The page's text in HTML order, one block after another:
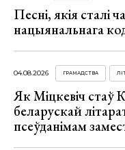
Песні, якія сталі
нацыянальнага
04.08.2026 ГРАМАДСТВА
Як Міцкевіч стаў
беларускай
псеўданімам